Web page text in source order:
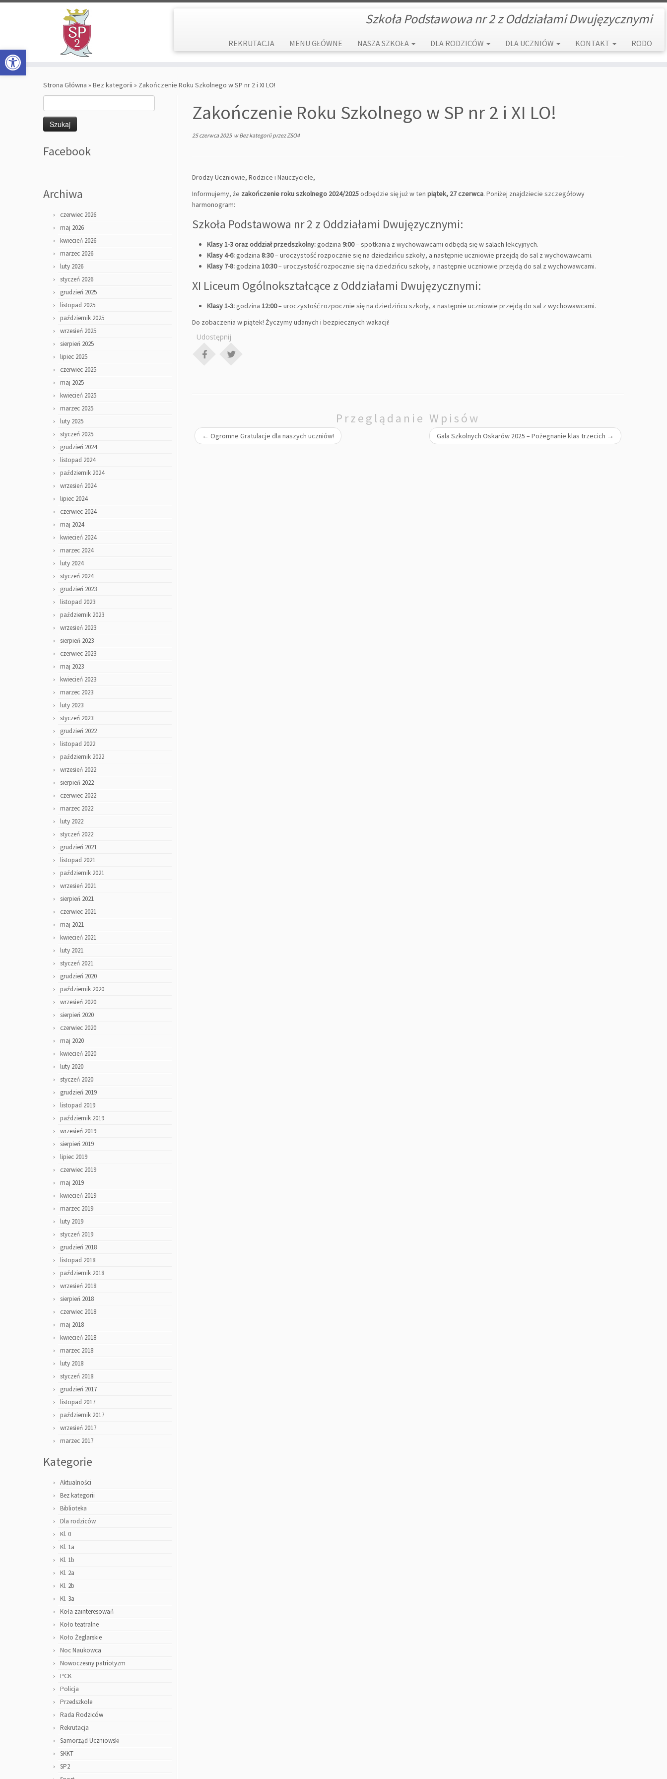
Open toolbar
Skip
Szkoła Podstawowa nr 2 z Oddziałami Dwujęzycznymi
REKRUTACJA MENU GŁÓWNE NASZA SZKOŁA DLA RODZICÓW DLA UCZNIÓW KONTAKT RODO
Strona Główna » Bez kategorii » Zakończenie Roku Szkolnego w SP nr 2 i XI LO!
Facebook
Archiwa
czerwiec 2026
maj 2026
kwiecień 2026
marzec 2026
luty 2026
styczeń 2026
grudzień 2025
listopad 2025
październik 2025
wrzesień 2025
sierpień 2025
lipiec 2025
czerwiec 2025
maj 2025
kwiecień 2025
marzec 2025
luty 2025
styczeń 2025
grudzień 2024
listopad 2024
październik 2024
wrzesień 2024
lipiec 2024
czerwiec 2024
maj 2024
kwiecień 2024
marzec 2024
luty 2024
styczeń 2024
grudzień 2023
listopad 2023
październik 2023
wrzesień 2023
sierpień 2023
czerwiec 2023
maj 2023
kwiecień 2023
marzec 2023
luty 2023
styczeń 2023
grudzień 2022
listopad 2022
październik 2022
wrzesień 2022
sierpień 2022
czerwiec 2022
marzec 2022
luty 2022
styczeń 2022
grudzień 2021
listopad 2021
październik 2021
wrzesień 2021
sierpień 2021
czerwiec 2021
maj 2021
kwiecień 2021
luty 2021
styczeń 2021
grudzień 2020
październik 2020
wrzesień 2020
sierpień 2020
czerwiec 2020
maj 2020
kwiecień 2020
luty 2020
styczeń 2020
grudzień 2019
listopad 2019
październik 2019
wrzesień 2019
sierpień 2019
lipiec 2019
czerwiec 2019
maj 2019
kwiecień 2019
marzec 2019
luty 2019
styczeń 2019
grudzień 2018
listopad 2018
październik 2018
wrzesień 2018
sierpień 2018
czerwiec 2018
maj 2018
kwiecień 2018
marzec 2018
luty 2018
styczeń 2018
grudzień 2017
listopad 2017
październik 2017
wrzesień 2017
marzec 2017
Kategorie
Aktualności
Bez kategorii
Biblioteka
Dla rodziców
Kl. 0
Kl. 1a
Kl. 1b
Kl. 2a
Kl. 2b
Kl. 3a
Koła zainteresowań
Koło teatralne
Koło Żeglarskie
Noc Naukowca
Nowoczesny patriotyzm
PCK
Policja
Przedszkole
Rada Rodziców
Rekrutacja
Samorząd Uczniowski
SKKT
SP2
Zakończenie Roku Szkolnego w SP nr 2 i XI LO!
25 czerwca 2025wBez kategoriiprzezZSO4
Drodzy Uczniowie, Rodzice i Nauczyciele,
Informujemy, że zakończenie roku szkolnego 2024/2025odbędzie się już w ten piątek, 27 czerwca. Poniżej znajdziecie szczegółowy
harmonogram:
Szkoła Podstawowa nr 2 z Oddziałami Dwujęzycznymi:
Klasy 1-3 oraz oddział przedszkolny:godzina 9:00– spotkania z wychowawcami odbędą się w salach lekcyjnych.
Klasy 4-6:godzina 8:30– uroczystość rozpocznie się na dziedzińcu szkoły, a następnie uczniowie przejdą do sal z wychowawcami.
Klasy 7-8:godzina 10:30– uroczystość rozpocznie się na dziedzińcu szkoły, a następnie uczniowie przejdą do sal z wychowawcami.
XI Liceum Ogólnokształcące z Oddziałami Dwujęzycznymi:
Klasy 1-3:godzina 12:00– uroczystość rozpocznie się na dziedzińcu szkoły, a następnie uczniowie przejdą do sal z wychowawcami.
Do zobaczenia w piątek! Życzymy udanych i bezpiecznych wakacji!
Udostępnij
Przeglądanie Wpisów
← Ogromne Gratulacje dla naszych uczniów! Gala Szkolnych Oskarów 2025 – Pożegnanie klas trzecich →